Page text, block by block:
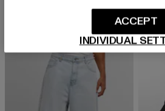
NEU -
INDIVIDUAL
ACCEPT